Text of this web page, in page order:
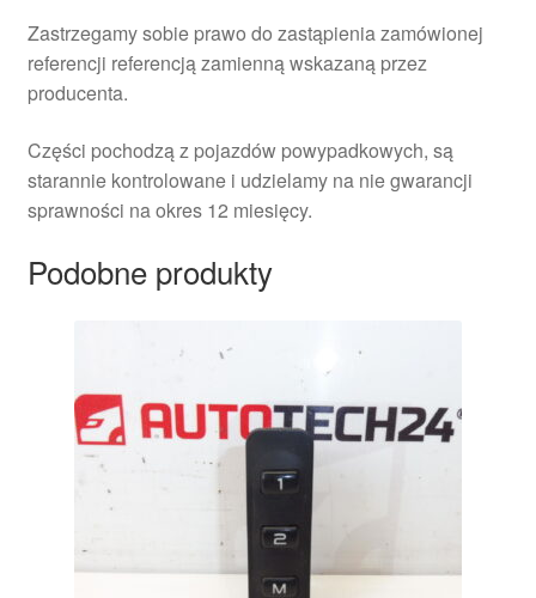
Zastrzegamy sobie prawo do zastąpienia zamówionej
referencji referencją zamienną wskazaną przez
producenta.
Części pochodzą z pojazdów powypadkowych, są
starannie kontrolowane i udzielamy na nie gwarancji
sprawności na okres 12 miesięcy.
Podobne produkty